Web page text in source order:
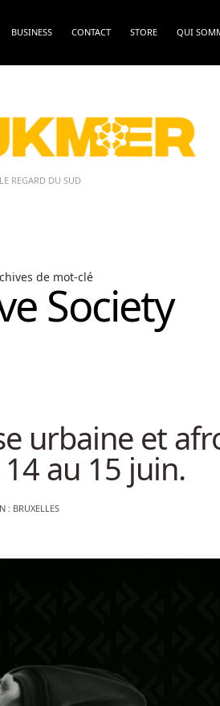
BUSINESS CONTACT STORE QUI
LE REGARD DU SUD
de mot-clé
Society
urbaine et
au 15 juin.
: BRUXELLES